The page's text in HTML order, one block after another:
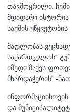
თავმოყრილი. ჩემი
მდიდარი ისტორია
საქმის
მადლობას
საქართველოს“
იმედი მაქვს
მხარდაჭერის”.-
და